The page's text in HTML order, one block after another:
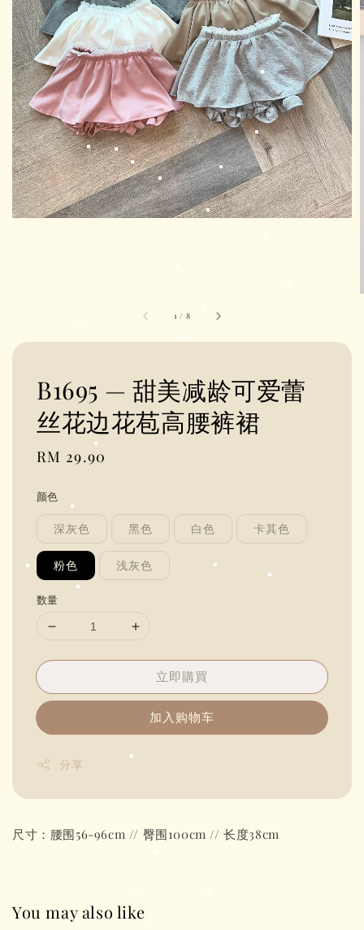
1 / 8
B1695 — 甜美减龄可爱蕾
丝花边花苞高腰裤裙
Regular
RM 29.90
颜色
深灰色 黑色 白色 卡其色
粉色 浅灰色
数量
立即購買
加入购物车
分享
尺寸：腰围56-96cm // 臀围100cm // 长度38cm
You may also like